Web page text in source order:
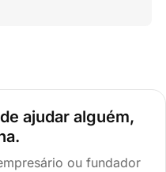
ajudar alguém,
ou fundador